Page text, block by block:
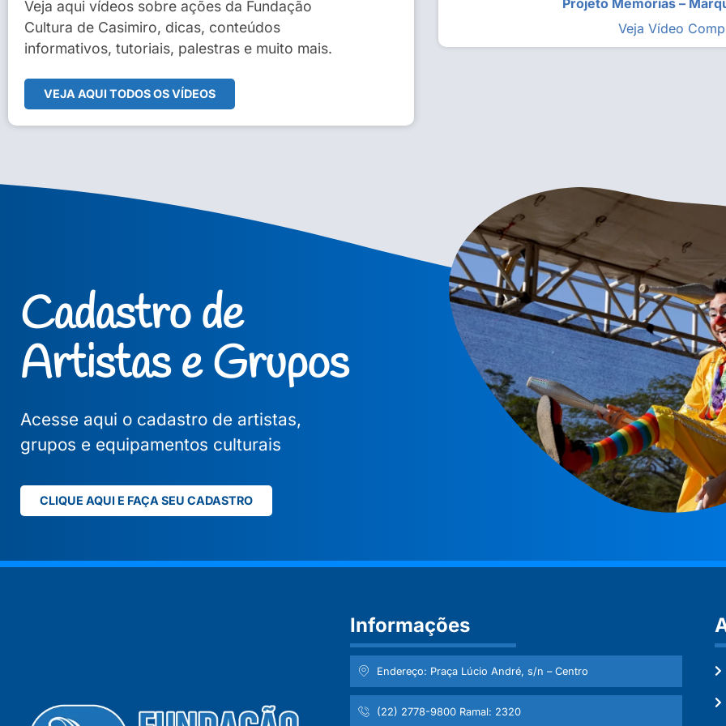
Veja aqui vídeos sobre ações da Fundação
Cultura de Casimiro, dicas, conteúdos
informativos, tutoriais, palestras e muito mais.
VEJA AQUI TODOS OS VÍDEOS
Sidney Macedo de Oliveira
Veja Vídeo Completo
Projeto Memórias –
Veja Vídeo
Cadastro de
Artistas e Grupos
Acesse aqui o cadastro de artistas,
grupos e equipamentos culturais
CLIQUE AQUI E FAÇA SEU CADASTRO
Informações
Endereço: Praça Lúcio André, s/n – Centro
(22) 2778-9800 Ramal: 2320